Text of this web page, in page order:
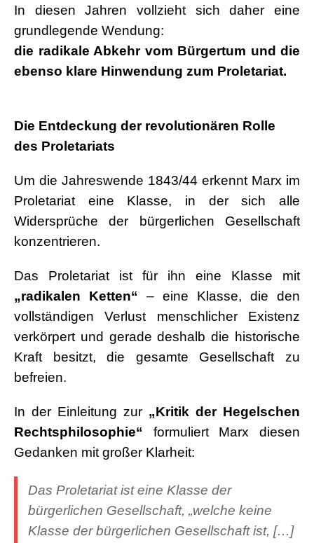
In diesen Jahren vollzieht sich daher eine
grundlegende Wendung:
die radikale Abkehr vom Bürgertum und die
ebenso klare Hinwendung zum Proletariat.
Die Entdeckung der revolutionären Rolle
des Proletariats
Um die Jahreswende 1843/44 erkennt Marx im
Proletariat eine Klasse, in der sich alle
Widersprüche der bürgerlichen Gesellschaft
konzentrieren.
Das Proletariat ist für ihn eine Klasse mit
„radikalen Ketten“ – eine Klasse, die den
vollständigen Verlust menschlicher Existenz
verkörpert und gerade deshalb die historische
Kraft besitzt, die gesamte Gesellschaft zu
befreien.
In der Einleitung zur „Kritik der Hegelschen
Rechtsphilosophie“ formuliert Marx diesen
Gedanken mit großer Klarheit:
Das Proletariat ist eine Klasse der
bürgerlichen Gesellschaft, „welche keine
Klasse der bürgerlichen Gesellschaft ist, […]